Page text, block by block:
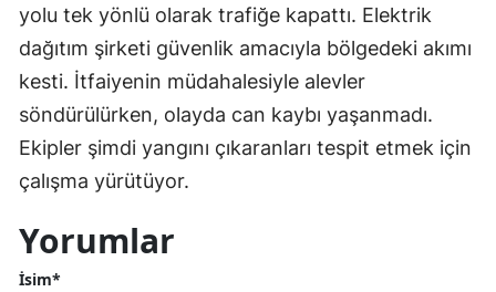
yolu tek yönlü olarak trafiğe kapattı. Elektrik
dağıtım şirketi güvenlik amacıyla bölgedeki akımı
kesti. İtfaiyenin müdahalesiyle alevler
söndürülürken, olayda can kaybı yaşanmadı.
Ekipler şimdi yangını çıkaranları tespit etmek için
çalışma yürütüyor.
Yorumlar
İsim*